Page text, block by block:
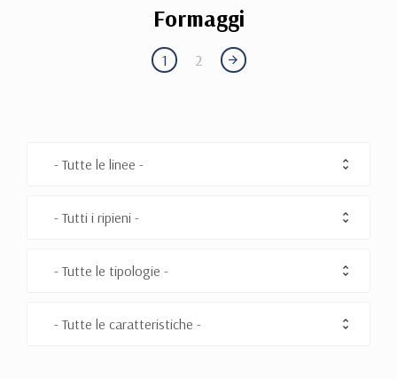
Formaggi
1 2
- Tutte le linee -
- Tutti i ripieni -
- Tutte le tipologie -
- Tutte le caratteristiche -